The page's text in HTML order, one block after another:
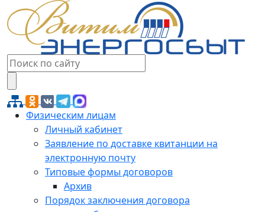
Физическим лицам
Личный кабинет
Заявление по доставке квитанции на
электронную почту
Типовые формы договоров
Архив
Порядок заключения договора